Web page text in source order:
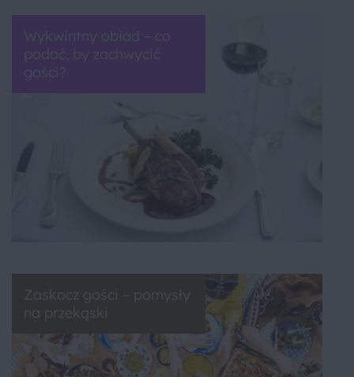
Wykwintny obiad – co
podać, by zachwycić
gości?
Zaskocz gości – pomysły
na przekąski